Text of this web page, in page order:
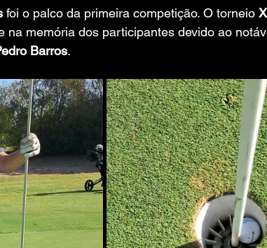
foi o palco da primeira competição. O torneio
na memória dos participantes devido ao
Barros.